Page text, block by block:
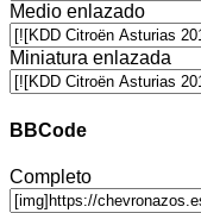
Medio enlazado
Miniatura enlazada
BBCode
Completo